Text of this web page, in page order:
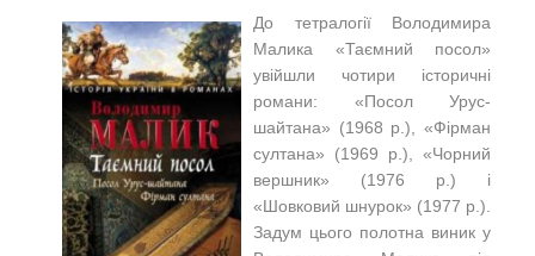
До тетралогії Володимира
Малика «Таємний посол»
увійшли чотири історичні
романи: «Посол Урус-
шайтана» (1968 р.), «Фірман
султана» (1969 р.), «Чорний
вершник» (1976 р.) і
«Шовковий шнурок» (1977 р.).
Задум цього полотна виник у